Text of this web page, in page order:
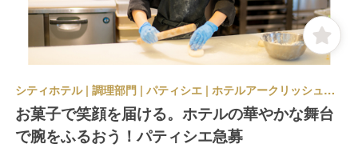
シティホテル | 調理部門 | パティシエ | ホテルアークリッシュ豊橋
お菓子で笑顔を届ける。ホテルの華やかな舞台
で腕をふるおう！パティシエ急募